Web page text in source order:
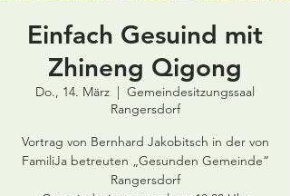
Einfach Gesuind mit
Zhineng Qigong
Do., 14. März
  |
Gemeindesitzungssaal
Rangersdorf
Vortrag von Bernhard Jakobitsch in der von
FamiliJa betreuten „Gesunden Gemeinde“
Rangersdorf